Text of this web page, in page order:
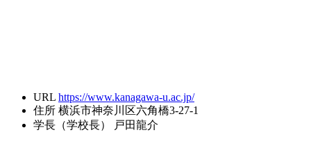
URL https://www.kanagawa-u.ac.jp/
住所 横浜市神奈川区六角橋3-27-1
学長（学校長）
戸田龍介